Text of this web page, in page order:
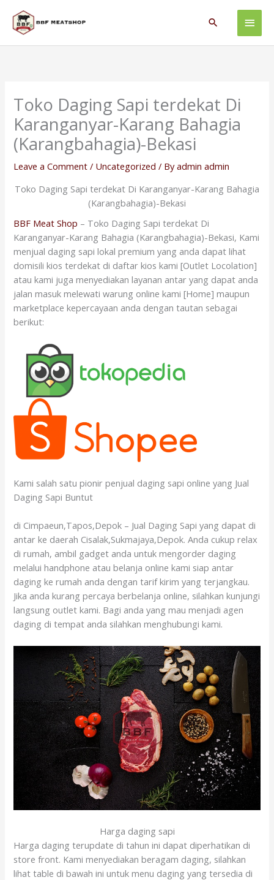
content
Main
Search
Toko Daging Sapi terdekat Di
Karanganyar-Karang Bahagia
(Karangbahagia)-Bekasi
Leave a Comment / Uncategorized / Byadmin admin
Toko Daging Sapi terdekat Di Karanganyar-Karang Bahagia
(Karangbahagia)-Bekasi
BBF Meat Shop – Toko Daging Sapi terdekat Di
Karanganyar-Karang Bahagia (Karangbahagia)-Bekasi, Kami
menjual daging sapi lokal premium yang anda dapat lihat
domisili kios terdekat di daftar kios kami [Outlet Locolation]
atau kami juga menyediakan layanan antar yang dapat anda
jalan masuk melewati warung online kami [Home] maupun
marketplace kepercayaan anda dengan tautan sebagai
berikut:
Kami salah satu pionir penjual daging sapi online yang Jual
Daging Sapi Buntut
di Cimpaeun,Tapos,Depok – Jual Daging Sapi yang dapat di
antar ke daerah Cisalak,Sukmajaya,Depok. Anda cukup relax
di rumah, ambil gadget anda untuk mengorder daging
melalui handphone atau belanja online kami siap antar
daging ke rumah anda dengan tarif kirim yang terjangkau.
Jika anda kurang percaya berbelanja online, silahkan kunjungi
langsung outlet kami. Bagi anda yang mau menjadi agen
daging di tempat anda silahkan menghubungi kami.
Harga daging sapi
Harga daging terupdate di tahun ini dapat diperhatikan di
store front. Kami menyediakan beragam daging, silahkan
lihat table di bawah ini untuk menu daging yang tersedia di